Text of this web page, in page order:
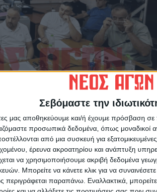
Σεβόμαστε την
μας αποθηκεύουμε και/ή έχουμε πρόσβαση
προσωπικά δεδομένα, όπως μοναδικοί
από μια συσκευή για
έρευνα ακροατηρίου και ανάπτυξη
να χρησιμοποιήσουμε ακριβή δεδομένα
Μπορείτε να κάνετε κλικ για να
περιγράφεται παραπάνω. Εναλλακτικά,
μίλησαν οι κ.κ. Σωτήρης
μεταφέροντας την αγωνία και
από το Δ.Σ του
και Νίκος Γκέκας,
Ακόμη τοποθετήθηκε ο
Αντιπρόεδρος του ΕΒΕ κ. Πέτρος